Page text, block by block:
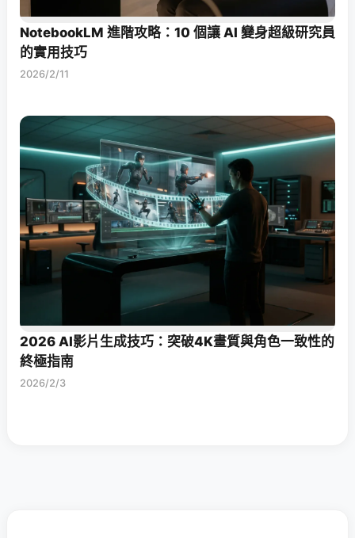
NotebookLM 進階攻略：10 個讓 AI 變身超級研究員
的實用技巧
2026/2/11
2026 AI影片生成技巧：突破4K畫質與角色一致性的
終極指南
2026/2/3